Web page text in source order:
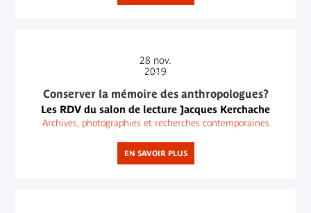
28 nov.
2019
Conserver la mémoire des anthropologues?
Les RDV du salon de lecture Jacques Kerchache
Archives, photographies et recherches contemporaines
EN SAVOIR PLUS